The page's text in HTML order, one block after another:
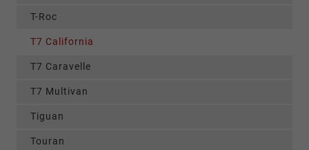
T-Roc
T7 California
T7 Caravelle
T7 Multivan
Tiguan
Touran